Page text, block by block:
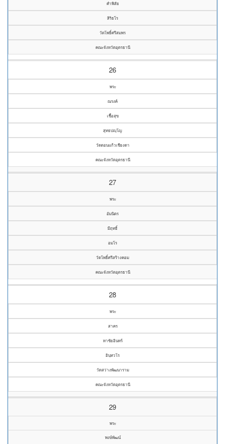
คำพิสัย
สิริธโร
วัดโพธิ์ศรีสมพร
คณะจังหวัดอุดรธานี
26
พระ
ณรงค์
เชื้อสุข
สุทธปญฺโญ
วัดดอนแก้วเชียงดา
คณะจังหวัดอุดรธานี
27
พระ
อัมนิตร
มีฤทธิ์
อมโร
วัดโพธิ์ศรีสร้างคอม
คณะจังหวัดอุดรธานี
28
พระ
สาคร
หาชัยอินทร์
อินฺทวโร
วัดสว่างพัฒนาราม
คณะจังหวัดอุดรธานี
29
พระ
พงษ์พัฒน์